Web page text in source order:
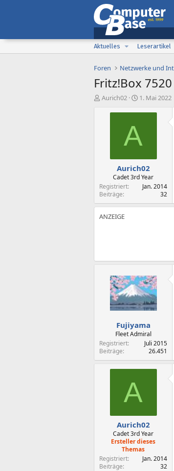
Aktuelles
Leserartikel
Foren Netzwerke und
Fritz!Box
E
Aurich02
E
s
l
t
a
m
1. Mai 2022
A
Aurich02
Cadet 3rd Year
Registriert
Jan. 2014
Beiträge
32
Fujiyama
Fleet Admiral
Registriert
Juli 2015
Beiträge
26.451
A
Aurich02
Cadet 3rd Year
Ersteller dieses
Themas
Registriert
Jan. 2014
Beiträge
32